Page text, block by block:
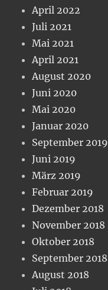
April 2022
Juli 2021
Mai 2021
April 2021
August 2020
Juni 2020
Mai 2020
Januar 2020
September 2019
Juni 2019
März 2019
Februar 2019
Dezember 2018
November 2018
Oktober 2018
September 2018
August 2018